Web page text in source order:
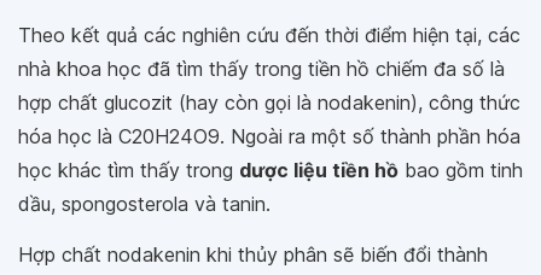
Theo kết quả các nghiên cứu đến thời điểm hiện tại, các
nhà khoa học đã tìm thấy trong tiền hồ chiếm đa số là
hợp chất glucozit (hay còn gọi là nodakenin), công thức
hóa học là C20H24O9. Ngoài ra một số thành phần hóa
học khác tìm thấy trong dược liệu tiền hồ bao gồm tinh
dầu, spongosterola và tanin.
Hợp chất nodakenin khi thủy phân sẽ biến đổi thành